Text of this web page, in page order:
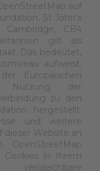
auf
St John's
Cambridge, CB4
gilt als
Das bedeutet,
aufweist,
Europäischen
Nutzung der
zu den
hergestellt.
und weitere
dieser Website an
OpenStreetMap
Cookies in Ihrem